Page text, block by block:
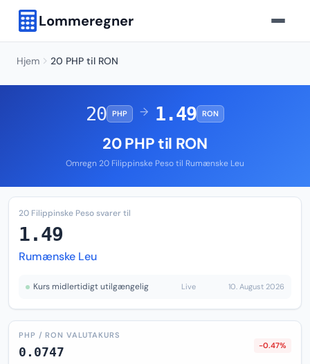
Lommeregner
Hjem 20 PHP til RON
20 PHP → 1.49 RON
20 PHP til RON
Omregn 20 Filippinske Peso til Rumænske Leu
20 Filippinske Peso svarer til
1.49
Rumænske Leu
Kurs midlertidigt utilgængelig Live 10. August 2026
PHP / RON VALUTAKURS
0.0747 -0.47%